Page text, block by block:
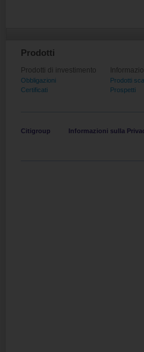
Prodotti
Prodotti di investimento
Obbligazioni
Certificati
Prodotti
Prospetti
Citigroup Informazioni sulla